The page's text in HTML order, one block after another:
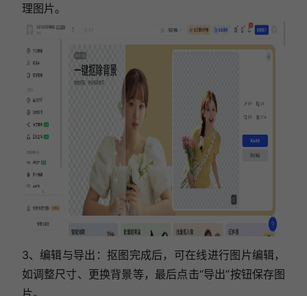
理图片。
3、编辑与导出：抠图完成后，可在线进行图片编辑，
如调整尺寸、更换背景等，最后点击“导出”按钮保存图
片。